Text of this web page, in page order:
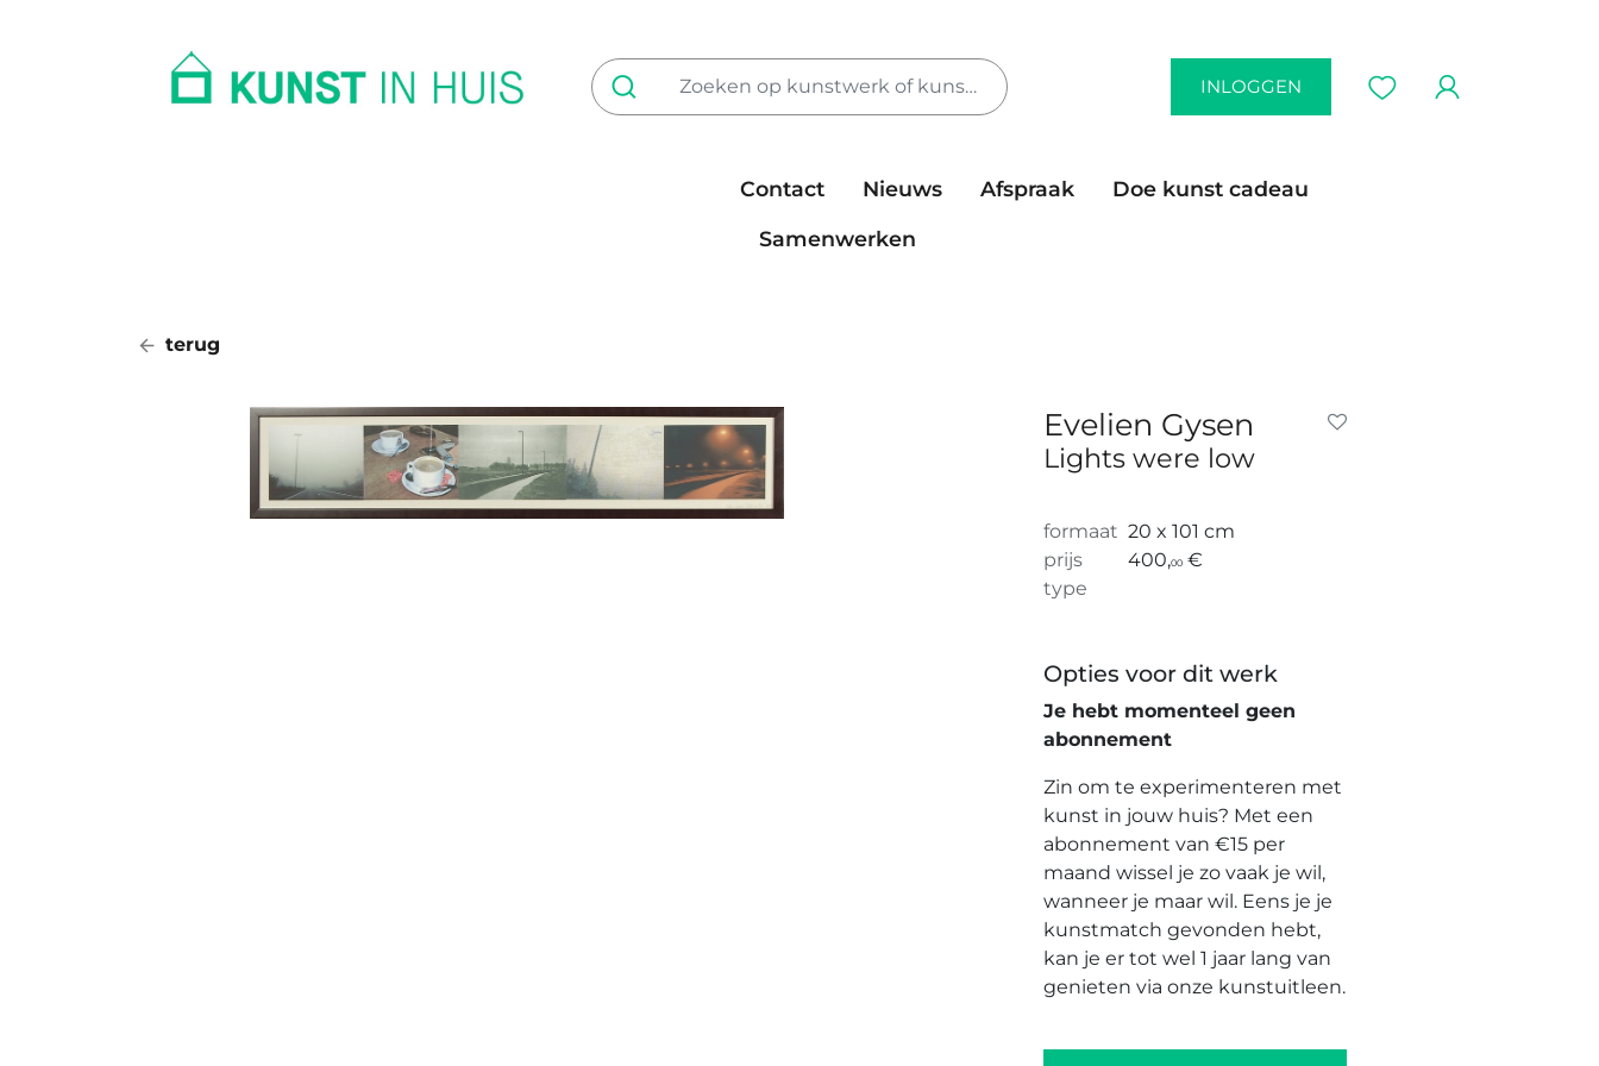
INLOGGEN
Contact Nieuws Afspraak
Doe kunst cadeau
Samenwerken
terug
Evelien Gysen
Lights were low
formaat 20 x 101 cm
prijs
400,00 €
type
Opties voor dit werk
Je hebt momenteel geen
abonnement
Zin om te experimenteren met
kunst in jouw huis? Met een
abonnement van €15 per
maand wissel je zo vaak je wil,
wanneer je maar wil. Eens je je
kunstmatch gevonden hebt,
kan je er tot wel 1 jaar lang van
genieten via onze kunstuitleen.